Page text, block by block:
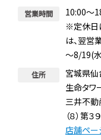
営業時間
10:00～
※定休日
は、翌
～8/19(
住所
宮城県
生命タワ
三井不動
（８）第３
店舗ペー